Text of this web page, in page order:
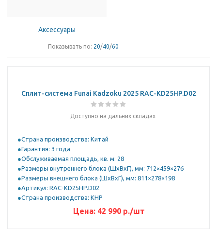
Аксессуары
Показывать по: 20/40/60
Сплит-система Funai Kadzoku 2025 RAC-KD25HP.D02
Доступно на дальних складах
Страна производства: Китай
Гарантия: 3 года
Обслуживаемая площадь, кв. м: 28
Размеры внутреннего блока (ШхВхГ), мм: 712×459×276
Размеры внешнего блока (ШхВхГ), мм: 811×278×198
Артикул: RAC-KD25HP.D02
Страна производства: КНР
Цена: 42 990р./шт